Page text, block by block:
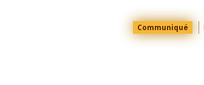
Menu
Top
Communiqué